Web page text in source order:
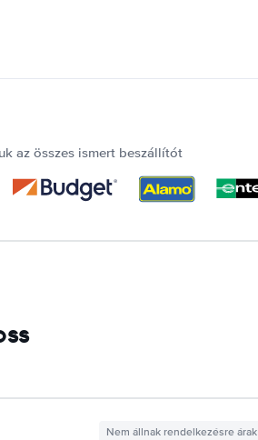
az összes ismert beszállítót
Nem állnak rendelkezésre árak